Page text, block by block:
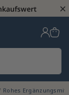
×
Rohes